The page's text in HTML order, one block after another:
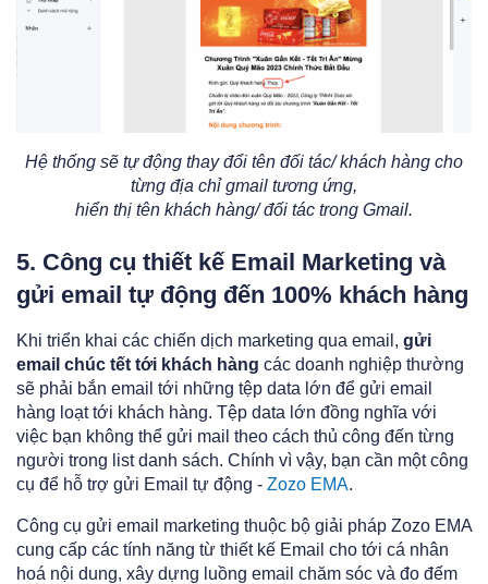
Hệ thống sẽ tự động thay đổi tên đối tác/ khách hàng cho
từng địa chỉ gmail tương ứng,
hiển thị tên khách hàng/ đối tác trong Gmail.
5. Công cụ thiết kế Email Marketing và
gửi email tự động đến 100% khách hàng
Khi triển khai các chiến dịch marketing qua email, gửi
email chúc tết tới khách hàng các doanh nghiệp thường
sẽ phải bắn email tới những tệp data lớn để gửi email
hàng loạt tới khách hàng. Tệp data lớn đồng nghĩa với
việc bạn không thể gửi mail theo cách thủ công đến từng
người trong list danh sách. Chính vì vậy, bạn cần một công
cụ để hỗ trợ gửi Email tự động - Zozo EMA.
Công cụ gửi email marketing thuộc bộ giải pháp Zozo EMA
cung cấp các tính năng từ thiết kế Email cho tới cá nhân
hoá nội dung, xây dựng luồng email chăm sóc và đo đếm